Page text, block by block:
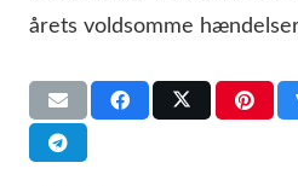
årets voldsomme